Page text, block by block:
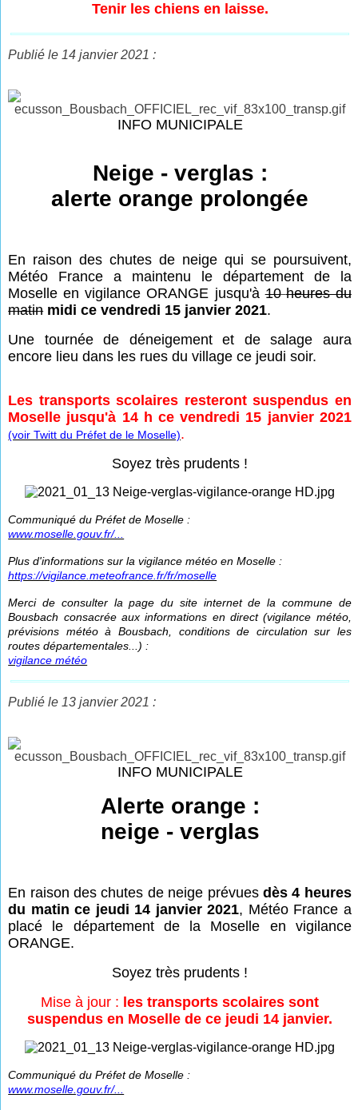
Tenir les chiens en laisse.
Publié le 14 janvier 2021 :
INFO MUNICIPALE
Neige - verglas :
alerte orange prolongée
En raison des chutes de neige qui se poursuivent,
Météo France a maintenu le département de la
Moselle en vigilance ORANGE jusqu'à10 heures du
matinmidi ce vendredi 15 janvier 2021.
Une tournée de déneigement et de salage aura
encore lieu dans les rues du village ce jeudi soir.
Les transports scolaires resteront suspendus en
Moselle jusqu'à 14 h ce vendredi 15 janvier 2021
(voir Twitt du Préfet de le Moselle).
Soyez très prudents !
Communiqué du Préfet de Moselle :
www.moselle.gouv.fr/...
Plus d'informations sur la vigilance météo en Moselle :
https://vigilance.meteofrance.fr/fr/moselle
Merci de consulter la page du site internet de la commune de
Bousbach consacrée aux informations en direct (vigilance météo,
prévisions météo à Bousbach, conditions de circulation sur les
routes départementales...) :
vigilance météo
Publié le 13 janvier 2021 :
INFO MUNICIPALE
Alerte orange :
neige - verglas
En raison des chutes de neige prévuesdès 4 heures
du matin ce jeudi 14 janvier 2021, Météo France a
placé le département de la Moselle en vigilance
ORANGE.
Soyez très prudents !
Mise à jour : les transports scolaires sont
suspendus en Moselle de ce jeudi 14 janvier.
Communiqué du Préfet de Moselle :
www.moselle.gouv.fr/...